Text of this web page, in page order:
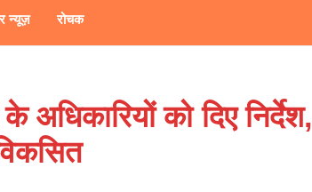
न्यूज़ रोचक
अधिकारियों को दिए निर्देश,